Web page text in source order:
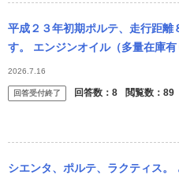
平成２３年初期ポルテ、走行距
す。 エンジンオイル（多量在庫
（遅効性フラッシング・多量在庫
2026.7.16
回答受付終了 回答数： 8 閲覧数： 89
シエンタ、ポルテ、ラクティス